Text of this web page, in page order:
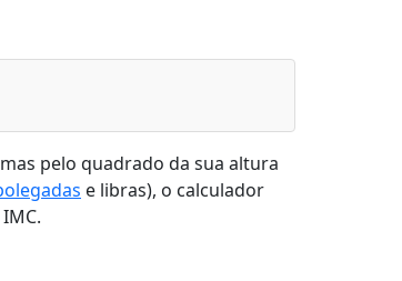
pelo quadrado da sua altura
e libras), o calculador